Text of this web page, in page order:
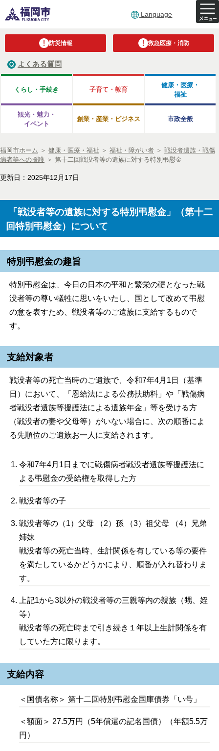
Language
防災情報 救急医療・消防
よくある質問
くらし・手続き 子育て・教育
健康・医療・
福祉
観光・魅力・
イベント
創業・産業・ビジネス 市政全般
福岡市ホーム ＞ 健康・医療・福祉 ＞ 福祉・障がい者 ＞ 戦没者遺族・戦傷
病者等への援護 ＞ 第十二回戦没者等の遺族に対する特別弔慰金
更新日：2025年12月17日
「戦没者等の遺族に対する特別弔慰金」（第十二
回特別弔慰金）について
特別弔慰金の趣旨
特別弔慰金は、今日の日本の平和と繁栄の礎となった戦
没者等の尊い犠牲に思いをいたし、国として改めて弔慰
の意を表すため、戦没者等のご遺族に支給するもので
す。
支給対象者
戦没者等の死亡当時のご遺族で、令和7年4月1日（基準
日）において、「恩給法による公務扶助料」や「戦傷病
者戦没者遺族等援護法による遺族年金」等を受ける方
（戦没者の妻や父母等）がいない場合に、次の順番によ
る先順位のご遺族お一人に支給されます。
令和7年4月1日までに戦傷病者戦没者遺族等援護法に
よる弔慰金の受給権を取得した方
戦没者等の子
戦没者等の（1）父母 （2）孫 （3）祖父母 （4）兄弟
姉妹
戦没者等の死亡当時、生計関係を有している等の要件
を満たしているかどうかにより、順番が入れ替わりま
す。
上記1から3以外の戦没者等の三親等内の親族（甥、姪
等）
戦没者等の死亡時まで引き続き１年以上生計関係を有
していた方に限ります。
支給内容
＜国債名称＞ 第十二回特別弔慰金国庫債券「い号」
＜額面＞ 27.5万円（5年償還の記名国債）（年額5.5万
円）